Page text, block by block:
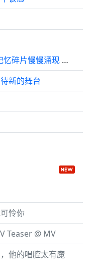
李小冉告别浪姐：“在家收拾东西 记忆碎片慢慢涌现 想大家 ”
新的舞台
怜你
Teaser @ MV
他的唱腔太有魔